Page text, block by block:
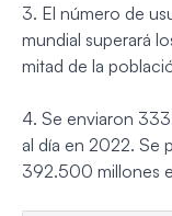
3. El número de
mundial superará
mitad de la
4. Se enviaron
al día en 2022. Se
392.500 millones